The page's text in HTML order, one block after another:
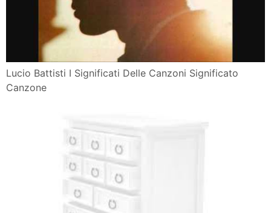
Lucio Battisti I Significati Delle Canzoni Significato
Canzone